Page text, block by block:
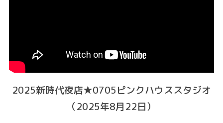
2025新時代夜店★0705ピンクハウススタジオ
（2025年8月22日）